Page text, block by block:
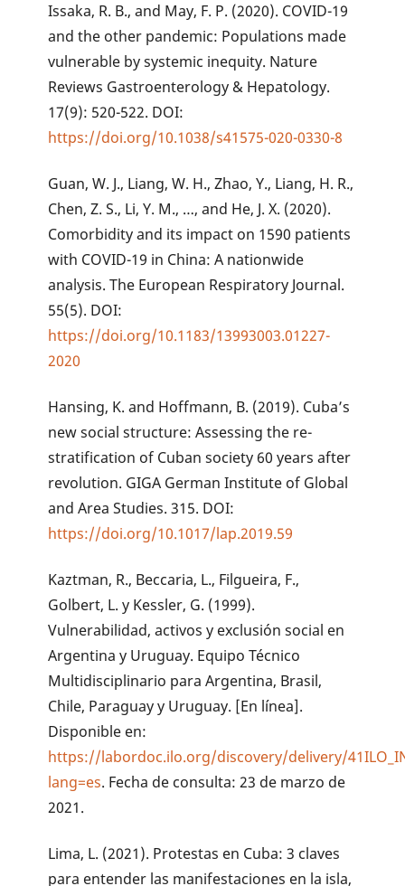
Issaka, R. B., and May, F. P. (2020). COVID-19
and the other pandemic: Populations made
vulnerable by systemic inequity. Nature
Reviews Gastroenterology & Hepatology.
17(9): 520-522. DOI:
https://doi.org/10.1038/s41575-020-0330-8
Guan, W. J., Liang, W. H., Zhao, Y., Liang, H. R.,
Chen, Z. S., Li, Y. M., …, and He, J. X. (2020).
Comorbidity and its impact on 1590 patients
with COVID-19 in China: A nationwide
analysis. The European Respiratory Journal.
55(5). DOI:
https://doi.org/10.1183/13993003.01227-
2020
Hansing, K. and Hoffmann, B. (2019). Cuba’s
new social structure: Assessing the re-
stratification of Cuban society 60 years after
revolution. GIGA German Institute of Global
and Area Studies. 315. DOI:
https://doi.org/10.1017/lap.2019.59
Kaztman, R., Beccaria, L., Filgueira, F.,
Golbert, L. y Kessler, G. (1999).
Vulnerabilidad, activos y exclusión social en
Argentina y Uruguay. Equipo Técnico
Multidisciplinario para Argentina, Brasil,
Chile, Paraguay y Uruguay. [En línea].
Disponible en:
https://labordoc.ilo.org/discovery/delivery/
lang=es. Fecha de consulta: 23 de marzo de
2021.
Lima, L. (2021). Protestas en Cuba: 3 claves
para entender las manifestaciones en la isla,